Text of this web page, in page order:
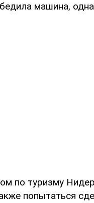
машина,
по туризму
попытаться